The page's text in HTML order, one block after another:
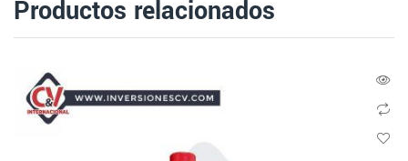
Productos relacionados